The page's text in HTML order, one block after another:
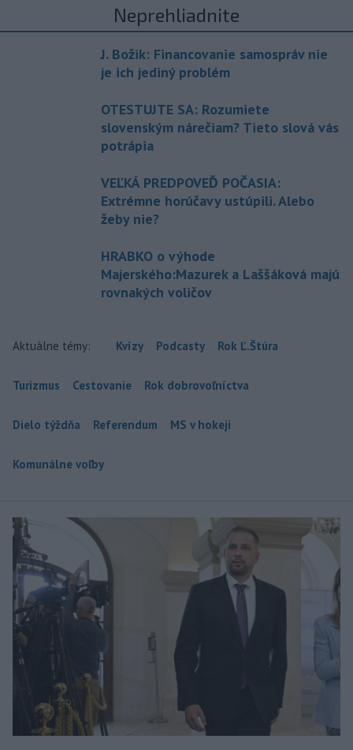
Neprehliadnite
J. Božik: Financovanie samospráv nie
je ich jediný problém
OTESTUJTE SA: Rozumiete
slovenským nárečiam? Tieto slová vás
potrápia
VEĽKÁ PREDPOVEĎ POČASIA:
Extrémne horúčavy ustúpili. Alebo
žeby nie?
HRABKO o výhode
Majerského:Mazurek a Laššáková majú
rovnakých voličov
Aktuálne témy: Kvízy Podcasty Rok Ľ.Štúra
Turizmus Cestovanie Rok dobrovoľníctva
Dielo týždňa Referendum MS v hokeji
Komunálne voľby